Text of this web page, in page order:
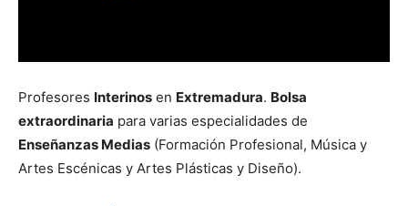
Profesores Interinos en Extremadura. Bolsa
extraordinaria para varias especialidades de
Enseñanzas Medias (Formación Profesional, Música y
Artes Escénicas y Artes Plásticas y Diseño).